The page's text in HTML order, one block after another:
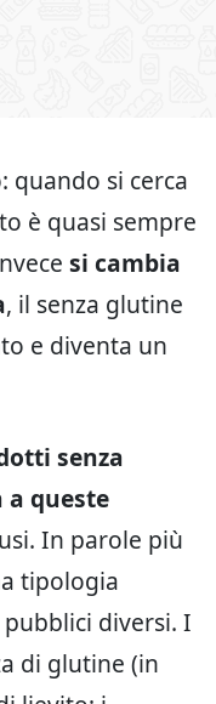
quando si cerca
è quasi sempre
si cambia
, il senza glutine
e diventa un
senza
a queste
In parole più
tipologia
diversi. I
di glutine (in